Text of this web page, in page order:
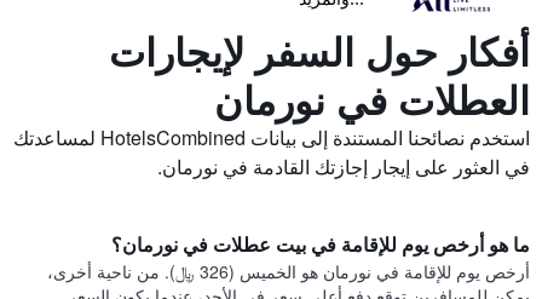
أفكار حول السفر لإيجارات
العطلات في نورمان
استخدم نصائحنا المستندة إلى بيانات HotelsCombined لمساعدتك
في العثور على إيجار إجازتك القادمة في نورمان.
ما هو أرخص يوم للإقامة في بيت عطلات في نورمان؟
أرخص يوم للإقامة في نورمان هو الخميس (326 ﷼). من ناحية أخرى،